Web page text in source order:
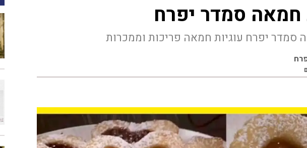
חמאה סמדר יפרח
סמדר יפרח עוגיות חמאה פריכות וממכרות